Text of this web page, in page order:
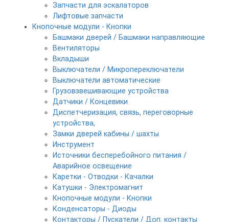
Запчасти для эскалаторов
Лифтовые запчасти
Кнопочные модули - Кнопки
Башмаки дверей / Башмаки направляющие
Вентиляторы
Вкладыши
Выключатели / Микропереключатели
Выключатели автоматические
Грузовзвешивающие устройства
Датчики / Концевики
Диспетчеризация, связь, переговорные
устройства,
Замки дверей кабины / шахты
Инструмент
Источники бесперебойного питания /
Аварийное освещение
Каретки - Отводки - Качалки
Катушки - Электромагнит
Кнопочные модули - Кнопки
Конденсаторы - Диоды
Контакторы / Пускатели / Доп. контакты